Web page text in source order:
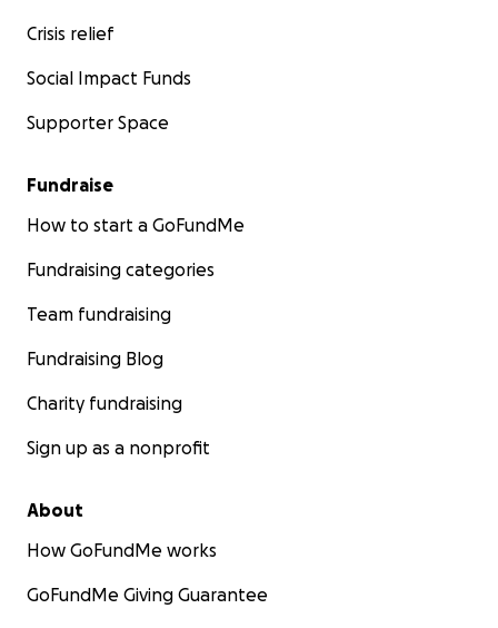
Crisis relief
Social Impact Funds
Supporter Space
Fundraise
How to start a GoFundMe
Fundraising categories
Team fundraising
Fundraising Blog
Charity fundraising
Sign up as a nonprofit
About
How GoFundMe works
GoFundMe Giving Guarantee